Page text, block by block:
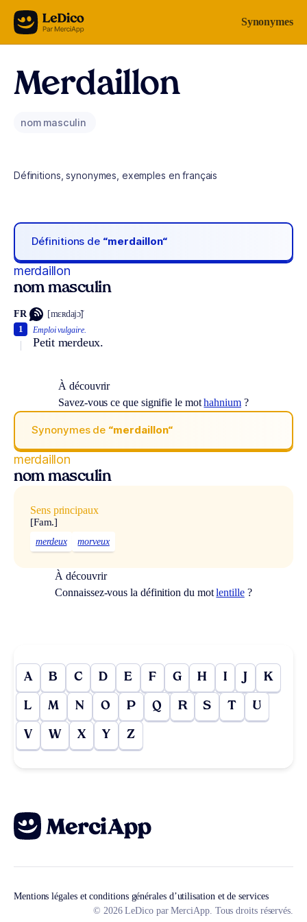
Aller au contenu Synonymes
Merdaillon
nom masculin
Définitions, synonymes, exemples en français
Définitions de “merdaillon“
merdaillon
nom masculin
FR [mɛʀdajɔ̃]
Emploi vulgaire.
Petit merdeux.
1
À découvrir
Savez-vous ce que signifie le mothahnium?
Synonymes de “merdaillon“
merdaillon
nom masculin
Sens principaux
[Fam.]
merdeux morveux
À découvrir
Connaissez-vous la définition du motlentille?
A B C D E F G H I J K
L M N O P Q R S T U
V W X Y Z
Mentions légales et conditions générales d’utilisation et de services
© 2026 LeDico par MerciApp. Tous droits réservés.